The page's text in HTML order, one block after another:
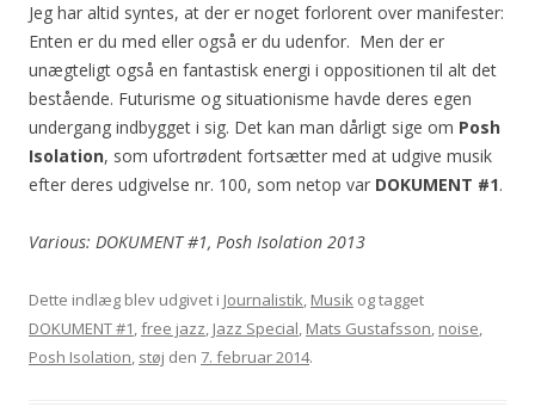
Jeg har altid syntes, at der er noget forlorent over manifester:
Enten er du med eller også er du udenfor. Men der er
unægteligt også en fantastisk energi i oppositionen til alt det
bestående. Futurisme og situationisme havde deres egen
undergang indbygget i sig. Det kan man dårligt sige om Posh
Isolation, som ufortrødent fortsætter med at udgive musik
efter deres udgivelse nr. 100, som netop var DOKUMENT #1.
Various: DOKUMENT #1, Posh Isolation 2013
Dette indlæg blev udgivet i Journalistik, Musik og tagget
DOKUMENT #1,free jazz, Jazz Special, Mats Gustafsson, noise,
Posh Isolation, støj den 7. februar 2014.